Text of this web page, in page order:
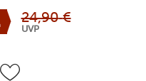
24,90 €
UVP